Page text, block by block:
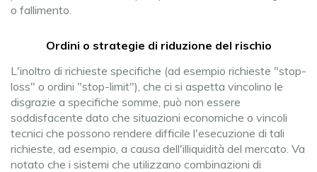
o fallimento.
Ordini o strategie di riduzione del rischio
L'inoltro di richieste specifiche (ad esempio richieste "stop-
loss" o ordini "stop-limit"), che ci si aspetta vincolino le
disgrazie a specifiche somme, può non essere
soddisfacente dato che situazioni economiche o vincoli
tecnici che possono rendere difficile l'esecuzione di tali
richieste, ad esempio, a causa dell'illiquidità del mercato. Va
notato che i sistemi che utilizzano combinazioni di